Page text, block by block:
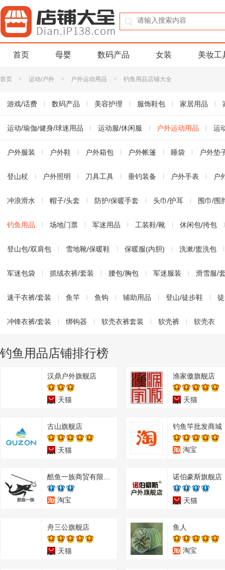
首页 母婴 数码产品 女装 美妆工
首页 > 运动/户外 > 户外运动用品 > 钓鱼用品店铺大全
游戏/话费 数码产品 美容护理 服饰鞋包 家居用品
书籍音像 珠宝/首饰 玩乐/收藏 生活服务 淘宝农资
运动/瑜伽/健身/球迷用品 运动服/休闲服 户外运动用品 运
运动鞋/休闲鞋 运动服/休闲服装 运动包/户外包/配件
户外服装 户外鞋 户外箱包 户外帐篷 睡袋 户外垫
登山杖 户外照明 刀具工具 垂钓装备 户外手表 户
冲浪滑水 帽子/头套 防护/保暖手套 头巾/护耳 围巾/围
钓鱼用品 场地门票 军迷用品 工装鞋/靴 休闲包/挎包
登山包/双肩包 雪地靴/保暖鞋 保暖服(内胆) 洗漱/盥洗包
军迷包袋 抓绒衣裤/套装 腰包/胸包 军迷服装 滑雪服/
速干衣裤/套装 鱼竿 鱼钩 辅助用品 登山/徒步鞋
冲锋衣裤/套装 绑钩器 软壳衣裤套装 软壳裤 软壳衣
钓鱼用品店铺排行榜
汉鼎户外旗舰店
天猫
渔家傲旗舰店
天猫
古山旗舰店
天猫
钓鱼竿批发商城
淘宝
淘宝
诺伯豪斯旗舰店
天猫
舟三公旗舰店
天猫
鱼人
淘宝